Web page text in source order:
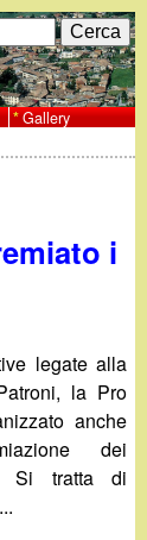
Gallery
i
legate alla
la Pro
anche
dei
Si tratta di